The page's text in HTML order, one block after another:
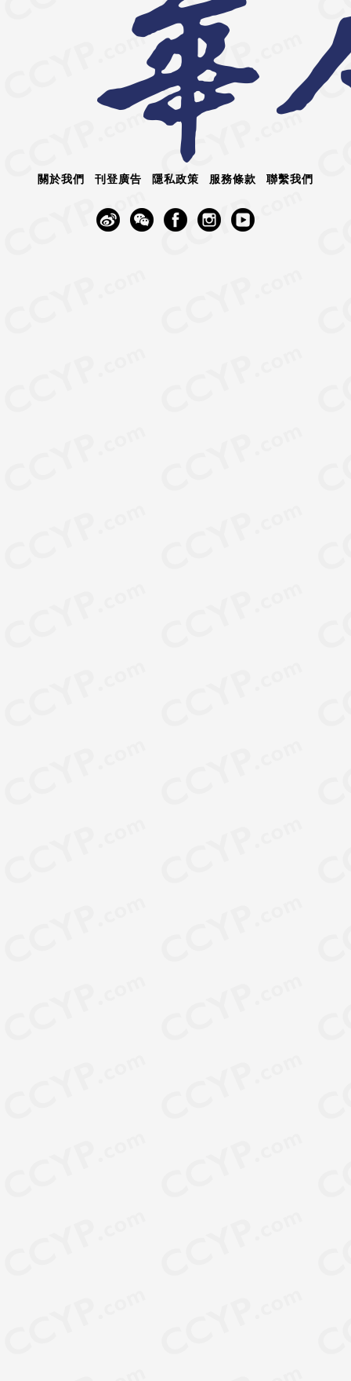
關於我們 刊登廣告 隱私政策 服務條款 聯繫我們